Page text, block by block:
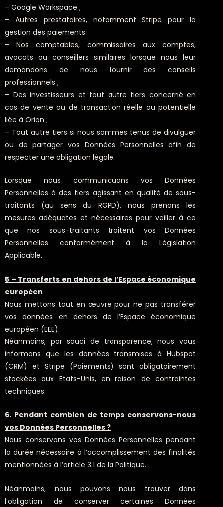
– Google Workspace ;
– Autres prestataires, notamment Stripe pour la
gestion des paiements.
– Nos comptables, commissaires aux comptes,
avocats ou conseillers similaires lorsque nous leur
demandons de nous fournir des conseils
professionnels ;
– Des investisseurs et tout autre tiers concerné en
cas de vente ou de transaction réelle ou potentielle
liée à Orion ;
– Tout autre tiers si nous sommes tenus de divulguer
ou de partager vos Données Personnelles afin de
respecter une obligation légale.
Lorsque nous communiquons vos Données
Personnelles à des tiers agissant en qualité de sous-
traitants (au sens du RGPD), nous prenons les
mesures adéquates et nécessaires pour veiller à ce
que nos sous-traitants traitent vos Données
Personnelles conformément à la Législation
Applicable.
5 – Transferts en dehors de l’Espace économique
européen
Nous mettons tout en œuvre pour ne pas transférer
vos données en dehors de l’Espace économique
européen (EEE).
Néanmoins, par souci de transparence, nous vous
informons que les données transmises à Hubspot
(CRM) et Stripe (Paiements) sont obligatoirement
stockées aux Etats-Unis, en raison de contraintes
techniques.
6. Pendant combien de temps conservons-nous
vos Données Personnelles ?
Nous conservons vos Données Personnelles pendant
la durée nécessaire à l’accomplissement des finalités
mentionnées à l’article 3.1 de la Politique.
Néanmoins, nous pouvons nous trouver dans
l’obligation de conserver certaines Données